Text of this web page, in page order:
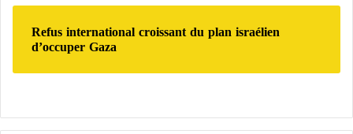
Refus international croissant du plan israélien
d’occuper Gaza